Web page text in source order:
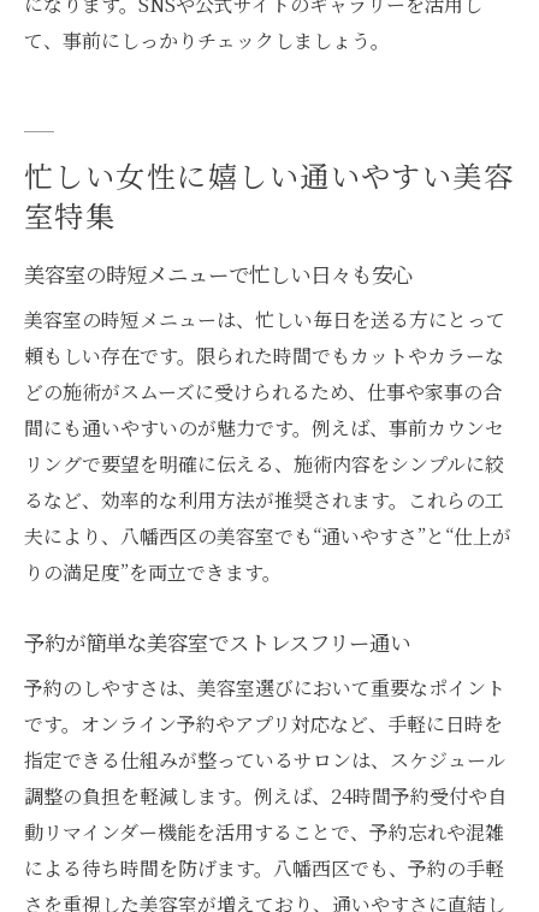
て、事前にしっかりチェックしましょう。
忙しい女性に嬉しい通いやすい美容
室特集
美容室の時短メニューで忙しい日々も安心
美容室の時短メニューは、忙しい毎日を送る方にとって
頼もしい存在です。限られた時間でもカットやカラーな
どの施術がスムーズに受けられるため、仕事や家事の合
間にも通いやすいのが魅力です。例えば、事前カウンセ
リングで要望を明確に伝える、施術内容をシンプルに絞
るなど、効率的な利用方法が推奨されます。これらの工
夫により、八幡西区の美容室でも“通いやすさ”と“仕上が
りの満足度”を両立できます。
予約が簡単な美容室でストレスフリー通い
予約のしやすさは、美容室選びにおいて重要なポイント
です。オンライン予約やアプリ対応など、手軽に日時を
指定できる仕組みが整っているサロンは、スケジュール
調整の負担を軽減します。例えば、24時間予約受付や自
動リマインダー機能を活用することで、予約忘れや混雑
による待ち時間を防げます。八幡西区でも、予約の手軽
さを重視した美容室が増えており、通いやすさに直結し